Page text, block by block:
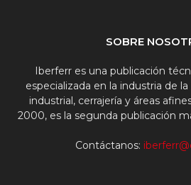
SOBRE
Iberferr es una publicación
especializada en la industria de
industrial, cerrajería y áreas
2000, es la segunda publicación
Contáctanos: